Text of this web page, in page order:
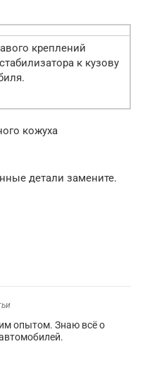
креплений
к кузову
кожуха
детали замените.
опытом. Знаю всё о